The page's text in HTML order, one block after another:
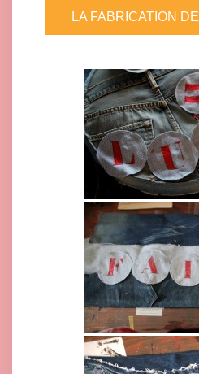
LA FABRICATION